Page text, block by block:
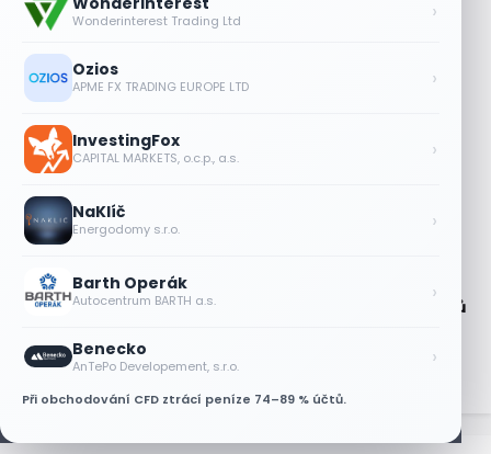
Wonderinterest Trading Ltd ›
Ozios
APME FX TRADING EUROPE LTD ›
InvestingFox
CAPITAL MARKETS, o.c.p., a.s. ›
NaKlíč
Energodomy s.r.o. ›
Barth Operák
Autocentrum BARTH a.s. ›
Benecko
AnTePo Developement, s.r.o. ›
Při obchodování CFD ztrácí peníze 74–89 % účtů.
Plány Starlinku srazily akcie T-Mobile,
AT&T a Verizonu
6 SRPNA, 2026
Technologický obrat přidal indexu
Nasdaq 100 za čtyři dny 3,5 bilionu dolarů